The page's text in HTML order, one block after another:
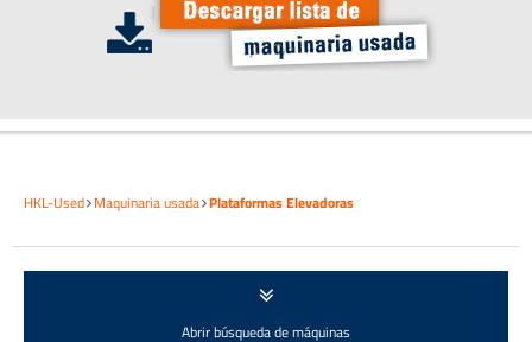
HKL-Used Maquinaria usada Plataformas Elevadoras
Abrir búsqueda de máquinas